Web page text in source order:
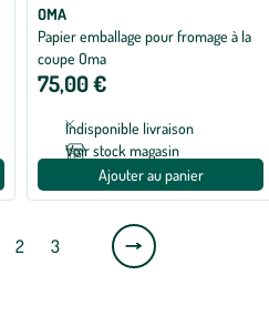
OMA
Papier emballage pour fromage à la
coupe Oma
75,00 €
Indisponible livraison
Voir stock magasin
Ajouter au panier
2 3
Page
suivante